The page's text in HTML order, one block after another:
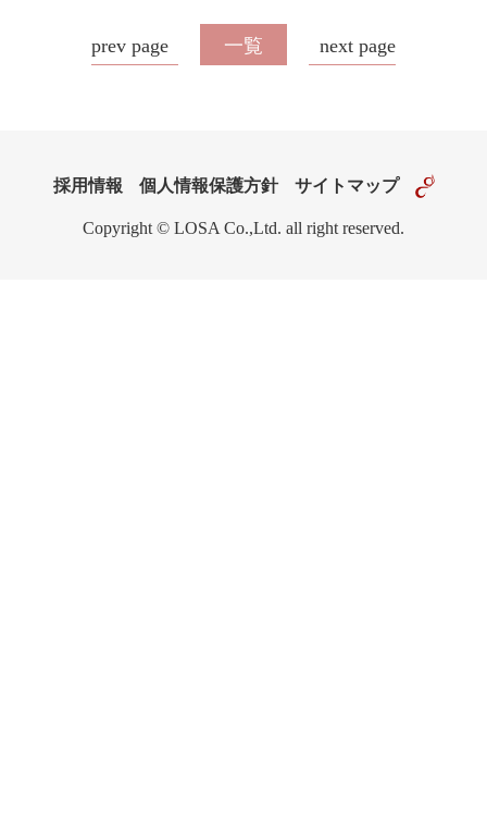
prev page 一覧 next page
採用情報 個人情報保護方針 サイトマップ
Copyright © LOSA Co.,Ltd. all right reserved.